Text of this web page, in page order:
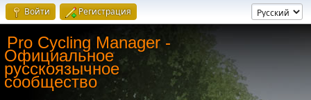
Войти Регистрация
Pro Cycling Manager -
Официальное
русскоязычное
сообщество